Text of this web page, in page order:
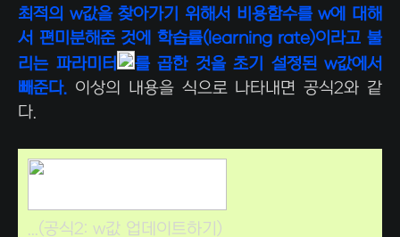
최적의 w값을 찾아가기 위해서 비용함수를 w에 대해
서 편미분해준 것에 학습률(learning rate)이라고 불
리는 파라미터
를 곱한 것을 초기 설정된 w값에서
빼준다. 이상의 내용을 식으로 나타내면 공식2와 같
다.
...(공식2: w값 업데이트하기)